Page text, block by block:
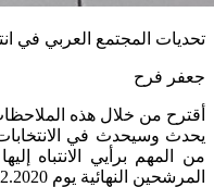
تحديات المجتمع العربي في
جعفر فرح
أقترح من خلال هذه
يحدث وسيحدث في
من المهم برأيي الانتباه
المرشحين النهائية يوم 16.2.2020.